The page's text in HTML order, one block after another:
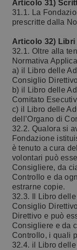
Articolo 31)
31.1. La
prescritte dalla
Articolo 32)
32.1. Oltre alla
Normativa
a) il Libro delle
Consiglio
b) il Libro delle
Comitato
c) il Libro delle
dell’Organo di
32.2. Qualora si
Fondazione
è tenuto a cura
volontari può
Consigliere, da
Controllo e da
estrarne copie.
32.3. Il Libro
Consiglio
Direttivo e può
Consigliere e da
Controllo, i quali
32.4. il Libro